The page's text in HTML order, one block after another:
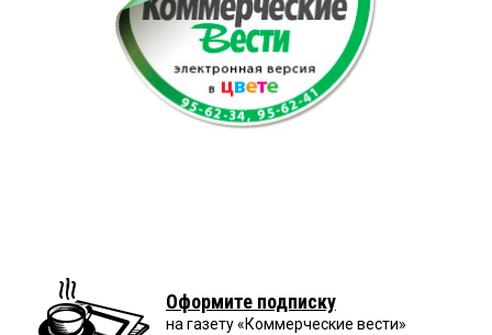
Оформите подписку
на газету «Коммерческие вести»